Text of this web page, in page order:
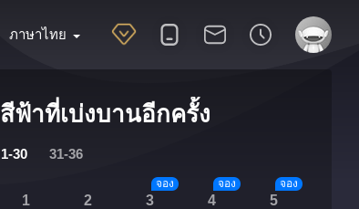
ภาษาไทย
สีฟ้าที่เบ่งบานอีกครั้ง
1-30 31-36
1 2 3
จอง
4
จอง
5
จอง